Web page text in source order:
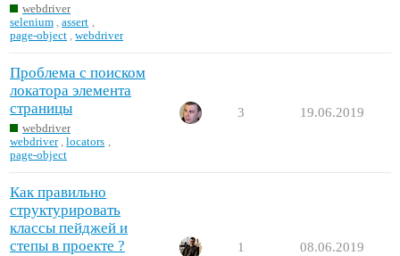
webdriver
selenium ,assert
page-object ,webdriver
Проблема с поиском
локатора элемента
страницы
webdriver
webdriver ,locators
page-object
3 19.06.2019
Как правильно
структурировать
классы пейджей и
степы в проекте ?
1 08.06.2019